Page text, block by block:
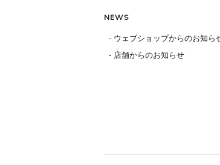
NEWS
- ウェブショップからのお知ら
- 店舗からのお知らせ